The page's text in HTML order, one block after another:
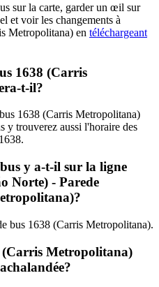
sur la carte, garder un œil sur
et voir les changements à
Metropolitana) en téléchargeant
1638 (Carris
t-il?
1638 (Carris Metropolitana)
y trouverez aussi l'horaire des
y a-t-il sur la ligne
Norte) - Parede
bus 1638 (Carris Metropolitana).
(Carris Metropolitana)